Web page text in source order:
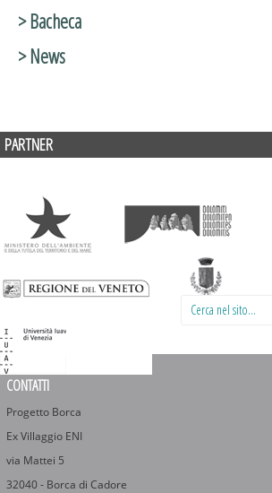
> Bacheca
> News
PARTNER
Cerca nel sito:
CONTATTI
Progetto Borca
Ex Villaggio ENI
via Mattei 5
32040 - Borca di Cadore